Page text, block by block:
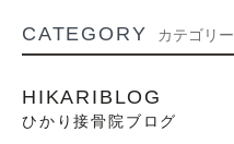
CATEGORY カテゴリー
HIKARIBLOG
ひかり接骨院ブログ